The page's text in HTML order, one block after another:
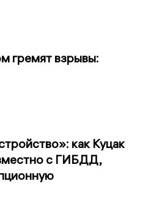
гремят взрывы:
как Куцак
с ГИБДД,